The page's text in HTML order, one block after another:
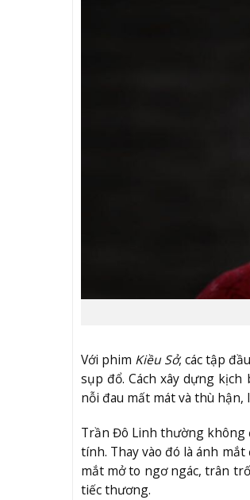
Với phim Kiều Sở, các tập
sụp đổ. Cách xây dựng
nỗi đau mất mát và thù
Trần Đô Linh thường không
tính. Thay vào đó là ánh
mắt mở to ngơ ngác, trân
tiếc thương.